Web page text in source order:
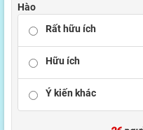
Hào
Rất hữu ích
Hữu ích
Ý kiến khác